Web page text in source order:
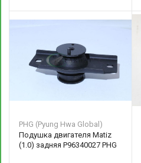
PHG (Pyung Hwa Global)
Подушка двигателя Matiz
(1.0) задняя P96340027 PHG